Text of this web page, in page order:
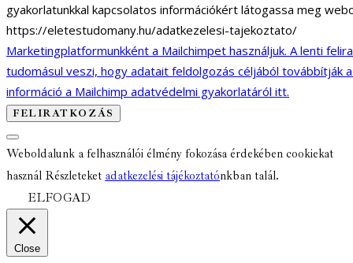
gyakorlatunkkal kapcsolatos információkért látogassa meg
https://eletestudomany.hu/adatkezelesi-tajekoztato/
Marketingplatformunkként a Mailchimpet használjuk. A lenti
tudomásul veszi, hogy adatait feldolgozás céljából továbbítják
információ a Mailchimp adatvédelmi gyakorlatáról itt.
Weboldalunk a felhasználói élmény fokozása érdekében cookiekat
használ Részleteket adatkezelési tájékoztatónkban talál.
ELFOGAD
Close